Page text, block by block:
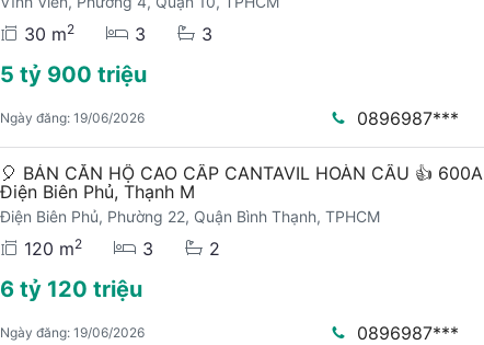
30 m2 3 3
5 tỷ 900 triệu
Ngày đăng: 19/06/2026 0896987***
🎈 BÁN CĂN HỘ CAO CẤP CANTAVIL HOÀN CẦU 👍 600A
Điện Biên Phủ, Thạnh M
Điện Biên Phủ, Phường 22, Quận Bình Thạnh, TPHCM
120 m2 3 2
6 tỷ 120 triệu
Ngày đăng: 19/06/2026 0896987***